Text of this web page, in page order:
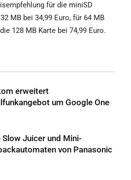
für die miniSD
MB bei 34,99 Euro, für 64 MB
128 MB Karte bei 74,99 Euro.
erweitert
um Google One
Slow Juicer und Mini-
von Panasonic